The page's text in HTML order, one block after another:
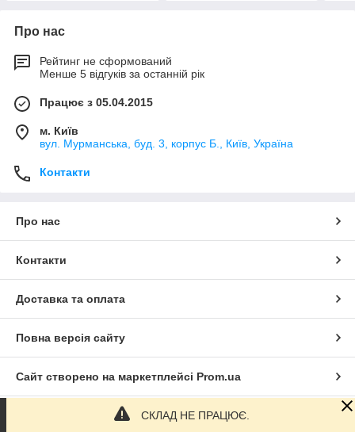
Про нас
Рейтинг не сформований
Менше 5 відгуків за останній рік
Працює з 05.04.2015
м. Київ
вул. Мурманська, буд. 3, корпус Б., Київ, Україна
Контакти
Про нас
Контакти
Доставка та оплата
Повна версія сайту
Сайт створено на маркетплейсі Prom.ua
Політика конфіденційностіСКЛАД НЕ ПРАЦЮЄ.